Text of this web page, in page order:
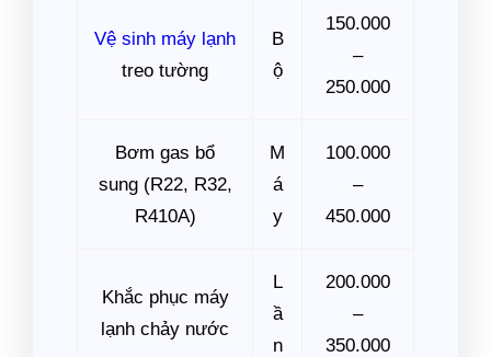
Vệ sinh máy lạnh
treo tường
B
ộ
150.000
–
250.000
Bơm gas bổ
sung (R22, R32,
R410A)
M
á
y
100.000
–
450.000
Khắc phục máy
lạnh chảy nước
L
ầ
n
200.000
–
350.000